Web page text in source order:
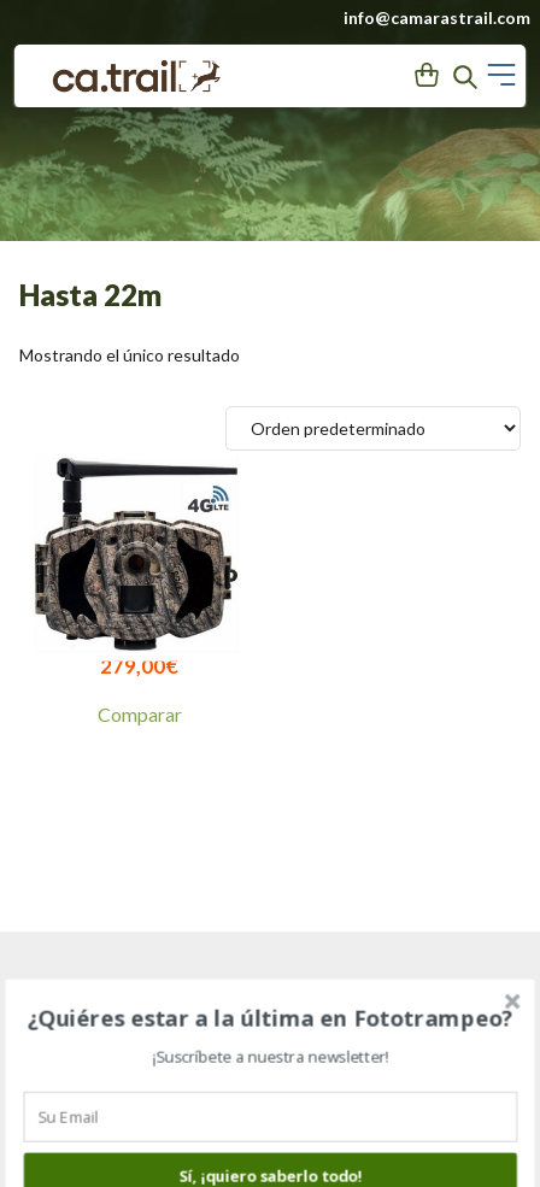
contenido
info@camarastrail.com
User Search
Hasta 22m
Mostrando el único resultado
SCOUT GUARD/
BOLYGUARD MG984-36M,
CÁMARA DE CAZA
279,00€
Comparar
GUÍAS
Consejos de compra
Las mejores cámaras trail
¿Quiéres estar a la última en Fototrampeo?
¡Suscríbete a nuestra newsletter!
Sí, ¡quiero saberlo todo!